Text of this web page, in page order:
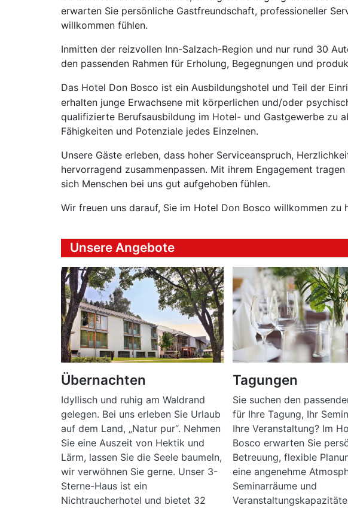
erwarten Sie persönliche Gastfreundschaft, professioneller
willkommen fühlen.
Inmitten der reizvollen Inn-Salzach-Region und nur rund 30
den passenden Rahmen für Erholung, Begegnungen und
Das Hotel Don Bosco ist ein Ausbildungshotel und Teil der
erhalten junge Erwachsene mit körperlichen und/oder
qualifizierte Berufsausbildung im Hotel- und Gastgewerbe zu
Fähigkeiten und Potenziale jedes Einzelnen.
Unsere Gäste erleben, dass hoher Serviceanspruch,
hervorragend zusammenpassen. Mit ihrem Engagement
sich Menschen bei uns gut aufgehoben fühlen.
Wir freuen uns darauf, Sie im Hotel Don Bosco willkommen zu
Unsere Angebote
Übernachten
Idyllisch und ruhig am Waldrand
gelegen. Bei uns erleben Sie Urlaub
auf dem Land, „Natur pur“. Nehmen
Sie eine Auszeit von Hektik und
Lärm, lassen Sie die Seele baumeln,
wir verwöhnen Sie gerne. Unser 3-
Sterne-Haus ist ein
Nichtraucherhotel und bietet 32
Tagungen
Sie suchen den
für Ihre Tagung, Ihr
Ihre Veranstaltung? Im
Bosco erwarten Sie
Betreuung, flexible
eine angenehme
Seminarräume und